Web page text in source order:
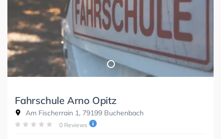
Fahrschule Arno Opitz
Am Fischerrain 1, 79199 Buchenbach
0 Reviews